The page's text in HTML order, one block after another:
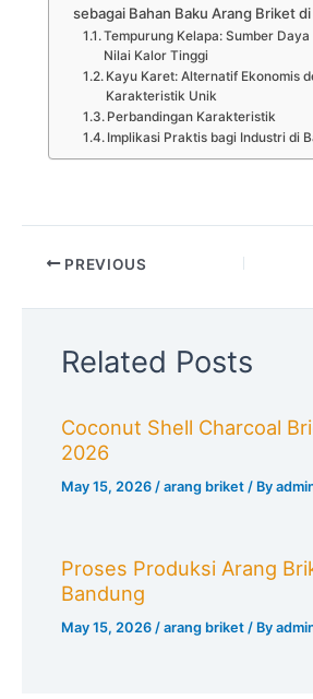
sebagai Bahan Baku Arang Briket
Tempurung Kelapa: Sumber
Nilai Kalor Tinggi
Kayu Karet: Alternatif Ekonomis
Karakteristik Unik
Perbandingan Karakteristik
Implikasi Praktis bagi Industri di
PREVIOUS
Related Posts
Coconut Shell Charcoal
2026
May 15, 2026/arang briket / By
Proses Produksi Arang
Bandung
May 15, 2026/arang briket / By